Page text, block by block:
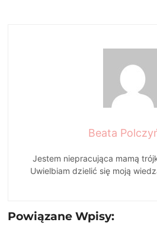
Beata
Jestem niepracująca mamą
Uwielbiam dzielić się moją
Powiązane Wpisy: